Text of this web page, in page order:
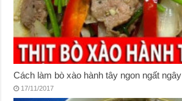
Cách làm bò xào hành tây ngon ngất ngây
17/11/2017